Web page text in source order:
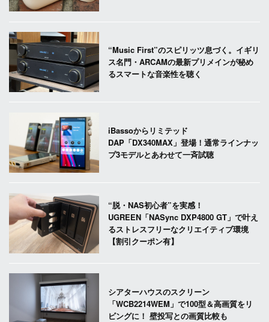
“Music First”のスピリッツ息づく。イギリ
ス名門・ARCAMの最新プリメインが秘め
るスマートな音楽性を聴く
iBassoからリミテッド
DAP「DX340MAX」登場！通常ラインナッ
プ3モデルとあわせて一斉試聴
“脱・NAS初心者”を実感！
UGREEN「NASync DXP4800 GT」で叶え
るストレスフリーなクリエイティブ環境
【割引クーポン有】
シアターハウスのスクリーン
「WCB2214WEM」で100型＆高画質をリ
ビングに！ 壁投写との画質比較も